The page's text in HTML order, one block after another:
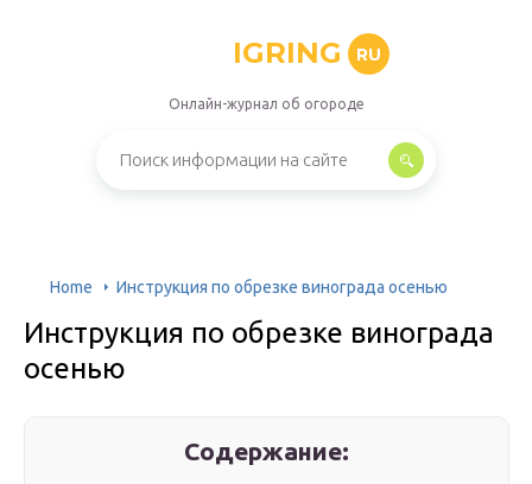
IGRING RU
Онлайн-журнал об огороде
Home Инструкция по обрезке винограда осенью
Инструкция по обрезке винограда
осенью
Содержание: